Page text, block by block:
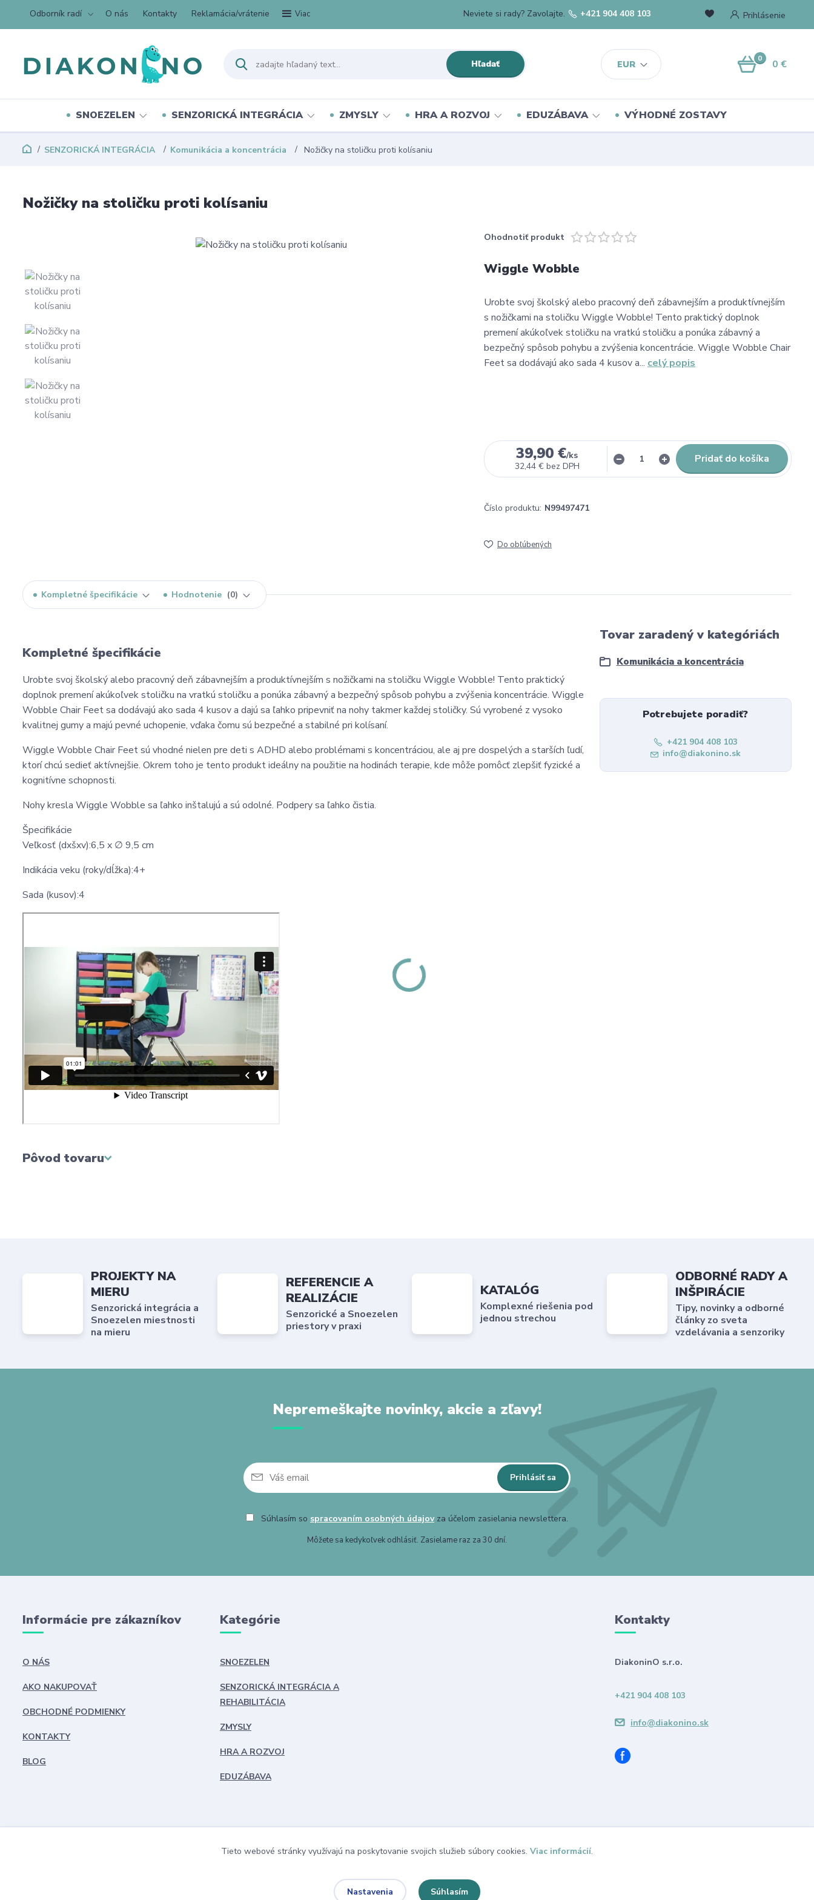
Odborník radí O nás Kontakty Reklamácia/vrátenie Viac
EUR
Prihlásenie
Hľadať
Neviete si rady? Zavolajte. +421 904 408 103
0 0 €
SNOEZELEN SENZORICKÁ INTEGRÁCIA ZMYSLY HRA A ROZVOJ EDUZÁBAVA VÝHODNÉ ZOSTAVY
SENZORICKÁ INTEGRÁCIA Komunikácia a koncentrácia Nožičky na stoličku proti kolísaniu
Nožičky na stoličku proti kolísaniu
Ohodnotiť produkt
Wiggle Wobble
Urobte svoj školský alebo pracovný deň zábavnejším a produktívnejším
s nožičkami na stoličku Wiggle Wobble! Tento praktický doplnok
premení akúkoľvek stoličku na vratkú stoličku a ponúka zábavný a
bezpečný spôsob pohybu a zvýšenia koncentrácie. Wiggle Wobble Chair
Feet sa dodávajú ako sada 4 kusov a... celý popis
39,90 €/ks
32,44 € bez DPH
Pridať do košíka
Číslo produktu: N99497471
Do obľúbených
Kompletné špecifikácie Hodnotenie 0
Kompletné špecifikácie
Urobte svoj školský alebo pracovný deň zábavnejším a produktívnejším s nožičkami na stoličku Wiggle Wobble! Tento praktický
doplnok premení akúkoľvek stoličku na vratkú stoličku a ponúka zábavný a bezpečný spôsob pohybu a zvýšenia koncentrácie. Wiggle
Wobble Chair Feet sa dodávajú ako sada 4 kusov a dajú sa ľahko pripevniť na nohy takmer každej stoličky. Sú vyrobené z vysoko
kvalitnej gumy a majú pevné uchopenie, vďaka čomu sú bezpečné a stabilné pri kolísaní.
Wiggle Wobble Chair Feet sú vhodné nielen pre deti s ADHD alebo problémami s koncentráciou, ale aj pre dospelých a starších ľudí,
ktorí chcú sedieť aktívnejšie. Okrem toho je tento produkt ideálny na použitie na hodinách terapie, kde môže pomôcť zlepšiť fyzické a
kognitívne schopnosti.
Nohy kresla Wiggle Wobble sa ľahko inštalujú a sú odolné. Podpery sa ľahko čistia.
Špecifikácie
Veľkosť (dxšxv):6,5 x ∅ 9,5 cm
Indikácia veku (roky/dĺžka):4+
Sada (kusov):4
Pôvod tovaru
Tovar zaradený v kategóriách
Komunikácia a koncentrácia
Potrebujete poradiť?
+421 904 408 103
info@diakonino.sk
PROJEKTY NA
MIERU
Senzorická integrácia a
Snoezelen miestnosti
na mieru
REFERENCIE A
REALIZÁCIE
Senzorické a Snoezelen
priestory v praxi
KATALÓG
Komplexné riešenia pod
jednou strechou
ODBORNÉ RADY A
INŠPIRÁCIE
Tipy, novinky a odborné
články zo sveta
vzdelávania a senzoriky
Nepremeškajte novinky, akcie a zľavy!
Prihlásiť sa
Súhlasím so spracovaním osobných údajovza účelom zasielania newslettera.
Môžete sa kedykoľvek odhlásiť. Zasielame raz za 30 dní.
Informácie pre zákazníkov
O NÁS
AKO NAKUPOVAŤ
OBCHODNÉ PODMIENKY
KONTAKTY
BLOG
Kategórie
SNOEZELEN
SENZORICKÁ INTEGRÁCIA A
REHABILITÁCIA
ZMYSLY
HRA A ROZVOJ
EDUZÁBAVA
Kontakty
DiakoninO s.r.o.
+421 904 408 103
info@diakonino.sk
Tieto webové stránky využívajú na poskytovanie svojich služieb súbory cookies. Viac informácií.
Nastavenia Súhlasím